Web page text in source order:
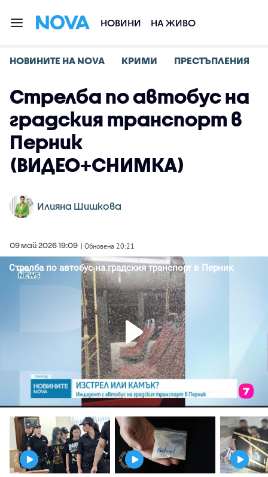
НОВИНИ НА ЖИВО
НОВИНИТЕ НА NOVA КРИМИ ПРЕСТЪПЛЕНИЯ
Стрелба по автобус на
градския транспорт в
Перник
(ВИДЕО+СНИМКА)
Илияна Шишкова
09 май 2026 19:09 | Обновена 20:21